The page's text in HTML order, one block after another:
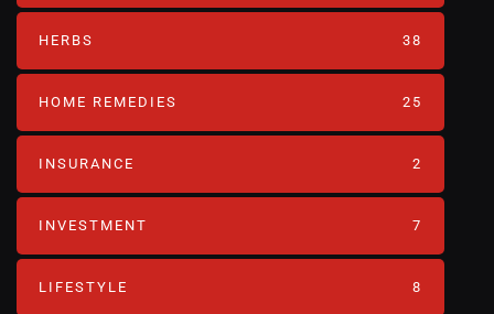
HERBS 38
HOME REMEDIES 25
INSURANCE 2
INVESTMENT 7
LIFESTYLE 8